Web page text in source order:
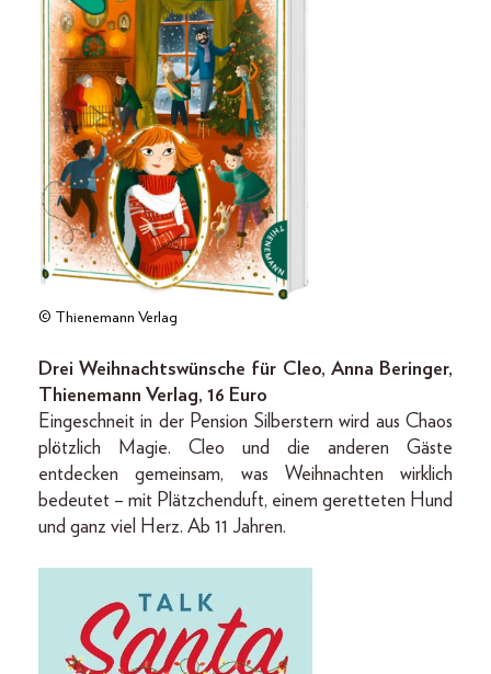
© Thienemann Verlag
Drei Weihnachtswünsche für Cleo, Anna Beringer,
Thienemann Verlag, 16 Euro
Eingeschneit in der Pension Silberstern wird aus Chaos
plötzlich Magie. Cleo und die anderen Gäste
entdecken gemeinsam, was Weihnachten wirklich
bedeutet – mit Plätzchenduft, einem geretteten Hund
und ganz viel Herz. Ab 11 Jahren.